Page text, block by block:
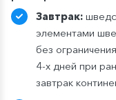
Завтрак:
элементами
без
4-х дней при
завтрак